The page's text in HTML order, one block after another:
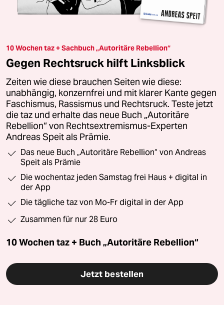
10 Wochen taz + Sachbuch „Autoritäre Rebellion“
Gegen Rechtsruck hilft Linksblick
Zeiten wie diese brauchen Seiten wie diese:
unabhängig, konzernfrei und mit klarer Kante gegen
Faschismus, Rassismus und Rechtsruck. Teste jetzt
die taz und erhalte das neue Buch „Autoritäre
Rebellion“ von Rechtsextremismus-Experten
Andreas Speit als Prämie.
Das neue Buch „Autoritäre Rebellion“ von Andreas
Speit als Prämie
Die wochentaz jeden Samstag frei Haus + digital in
der App
Die tägliche taz von Mo-Fr digital in der App
Zusammen für nur 28 Euro
10 Wochen taz + Buch „Autoritäre Rebellion“
Jetzt bestellen